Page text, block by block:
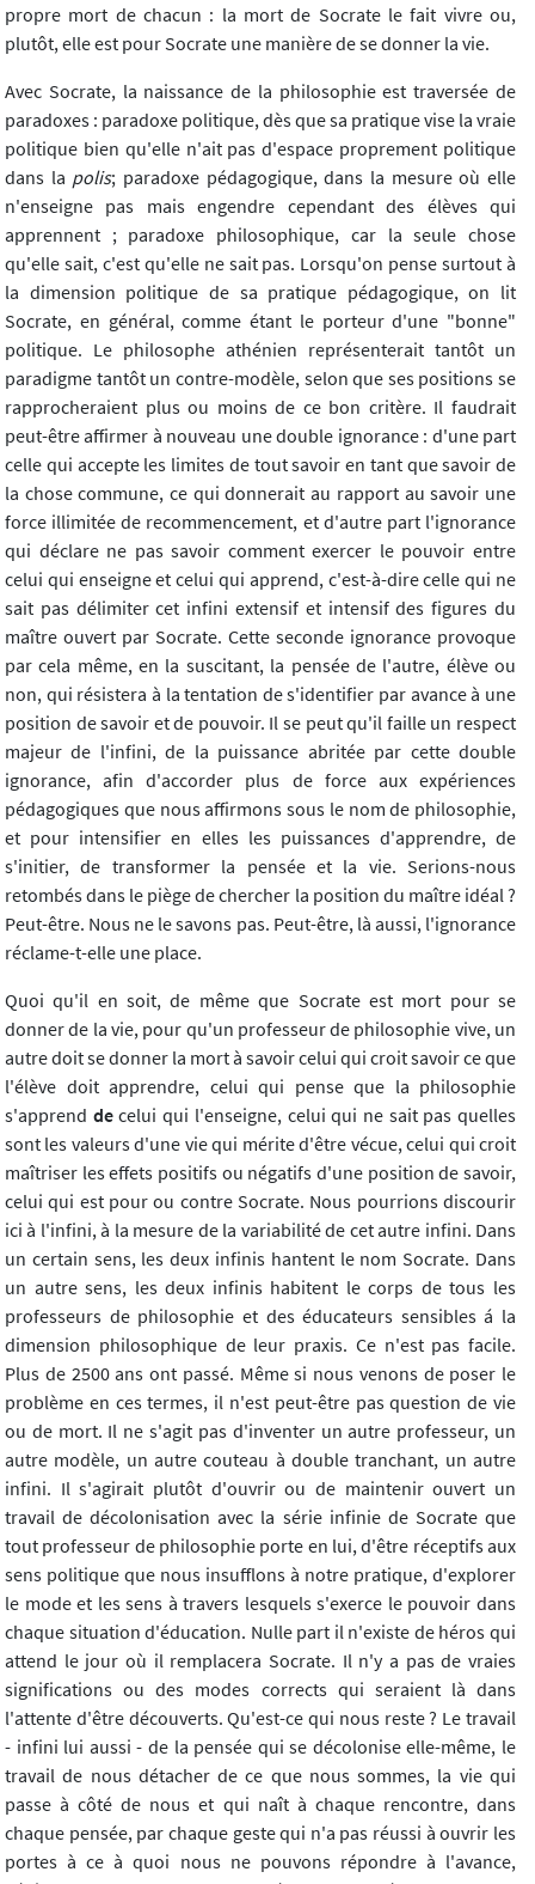
propre mort de chacun : la mort de Socrate le fait vivre ou,
plutôt, elle est pour Socrate une manière de se donner la vie.
Avec Socrate, la naissance de la philosophie est traversée de
paradoxes : paradoxe politique, dès que sa pratique vise la vraie
politique bien qu'elle n'ait pas d'espace proprement politique
dans la polis; paradoxe pédagogique, dans la mesure où elle
n'enseigne pas mais engendre cependant des élèves qui
apprennent ; paradoxe philosophique, car la seule chose
qu'elle sait, c'est qu'elle ne sait pas. Lorsqu'on pense surtout à
la dimension politique de sa pratique pédagogique, on lit
Socrate, en général, comme étant le porteur d'une "bonne"
politique. Le philosophe athénien représenterait tantôt un
paradigme tantôt un contre-modèle, selon que ses positions se
rapprocheraient plus ou moins de ce bon critère. Il faudrait
peut-être affirmer à nouveau une double ignorance : d'une part
celle qui accepte les limites de tout savoir en tant que savoir de
la chose commune, ce qui donnerait au rapport au savoir une
force illimitée de recommencement, et d'autre part l'ignorance
qui déclare ne pas savoir comment exercer le pouvoir entre
celui qui enseigne et celui qui apprend, c'est-à-dire celle qui ne
sait pas délimiter cet infini extensif et intensif des figures du
maître ouvert par Socrate. Cette seconde ignorance provoque
par cela même, en la suscitant, la pensée de l'autre, élève ou
non, qui résistera à la tentation de s'identifier par avance à une
position de savoir et de pouvoir. Il se peut qu'il faille un respect
majeur de l'infini, de la puissance abritée par cette double
ignorance, afin d'accorder plus de force aux expériences
pédagogiques que nous affirmons sous le nom de philosophie,
et pour intensifier en elles les puissances d'apprendre, de
s'initier, de transformer la pensée et la vie. Serions-nous
retombés dans le piège de chercher la position du maître idéal ?
Peut-être. Nous ne le savons pas. Peut-être, là aussi, l'ignorance
réclame-t-elle une place.
Quoi qu'il en soit, de même que Socrate est mort pour se
donner de la vie, pour qu'un professeur de philosophie vive, un
autre doit se donner la mort à savoir celui qui croit savoir ce que
l'élève doit apprendre, celui qui pense que la philosophie
s'apprend decelui qui l'enseigne, celui qui ne sait pas quelles
sont les valeurs d'une vie qui mérite d'être vécue, celui qui croit
maîtriser les effets positifs ou négatifs d'une position de savoir,
celui qui est pour ou contre Socrate. Nous pourrions discourir
ici à l'infini, à la mesure de la variabilité de cet autre infini. Dans
un certain sens, les deux infinis hantent le nom Socrate. Dans
un autre sens, les deux infinis habitent le corps de tous les
professeurs de philosophie et des éducateurs sensibles á la
dimension philosophique de leur praxis. Ce n'est pas facile.
Plus de 2500 ans ont passé. Même si nous venons de poser le
problème en ces termes, il n'est peut-être pas question de vie
ou de mort. Il ne s'agit pas d'inventer un autre professeur, un
autre modèle, un autre couteau à double tranchant, un autre
infini. Il s'agirait plutôt d'ouvrir ou de maintenir ouvert un
travail de décolonisation avec la série infinie de Socrate que
tout professeur de philosophie porte en lui, d'être réceptifs aux
sens politique que nous insufflons à notre pratique, d'explorer
le mode et les sens à travers lesquels s'exerce le pouvoir dans
chaque situation d'éducation. Nulle part il n'existe de héros qui
attend le jour où il remplacera Socrate. Il n'y a pas de vraies
significations ou des modes corrects qui seraient là dans
l'attente d'être découverts. Qu'est-ce qui nous reste ? Le travail
- infini lui aussi - de la pensée qui se décolonise elle-même, le
travail de nous détacher de ce que nous sommes, la vie qui
passe à côté de nous et qui naît à chaque rencontre, dans
chaque pensée, par chaque geste qui n'a pas réussi à ouvrir les
portes à ce à quoi nous ne pouvons répondre à l'avance,